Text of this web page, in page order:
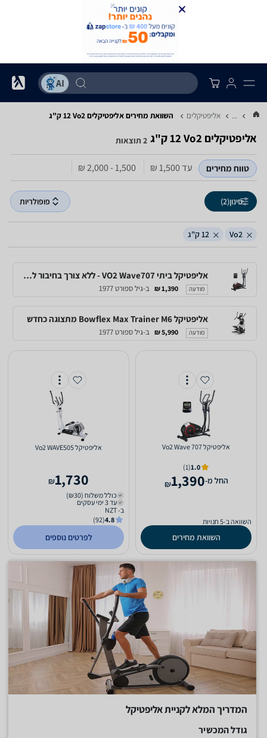
... אליפטיקלים השוואת מחירים אליפטיקלים ‏Vo2 ‏12 ‏ק"ג
אליפטיקלים ‏Vo2 ‏12 ‏ק"ג 2 תוצאות
טווח מחירים עד 1,500‏ ₪ 1,500 - 2,000‏ ₪
סינון(2) פופולריות
Vo2 12 ק"ג
אליפטיקל ביתי VO2 Wave707 - ללא צורך בחיבור לחשמל
מודעה 1,390 ₪ ב-גיל ספורט 1977
אליפטיקל Bowflex Max Trainer M6 מתצוגה כחדש
מודעה 5,990 ₪ ב-גיל ספורט 1977
אליפטיקל Vo2 Wave 707
1.0
(1)
‫החל מ-1,390
₪
השוואה ב-5 חנויות
השוואת מחירים
אליפטיקל Vo2 WAVE505
1,730
₪
כולל משלוח (₪30)
עד 3 ימי עסקים
ב- NZT
4.8
(92)
לפרטים נוספים
המדריך המלא לקניית אליפטיקל
גודל המכשיר